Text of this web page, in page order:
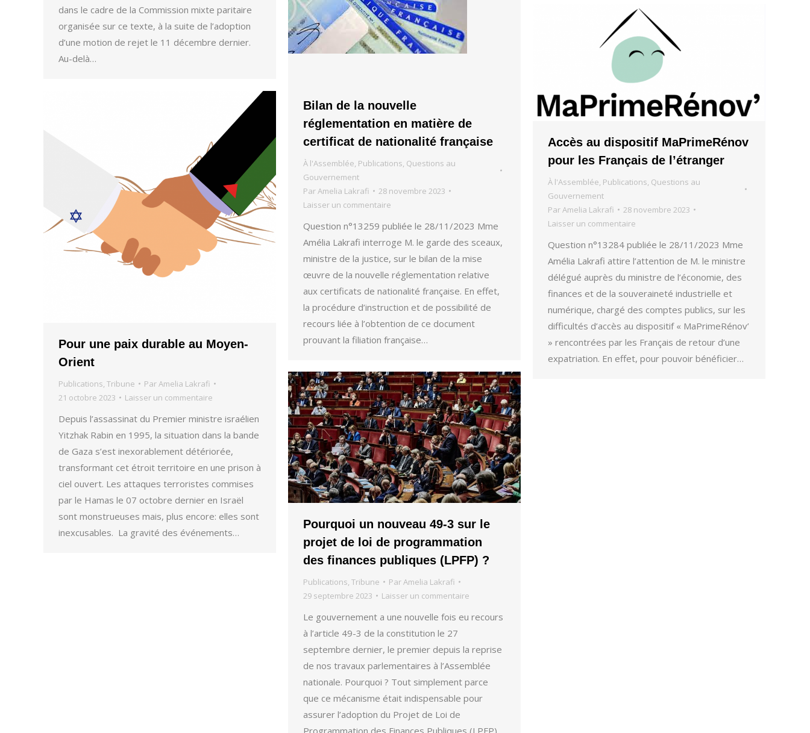
dans le cadre de la Commission mixte paritaire
organisée sur ce texte, à la suite de l’adoption
d’une motion de rejet le 11 décembre dernier.
Au-delà…
Bilan de la nouvelle
réglementation en matière de
certificat de nationalité française
À l'Assemblée, Publications, Questions au
Gouvernement
ParAmelia Lakrafi
28 novembre 2023
Laisser un commentaire
Question n°13259 publiée le 28/11/2023 Mme
Amélia Lakrafi interroge M. le garde des sceaux,
ministre de la justice, sur le bilan de la mise
œuvre de la nouvelle réglementation relative
aux certificats de nationalité française. En effet,
la procédure d’instruction et de possibilité de
recours liée à l’obtention de ce document
prouvant la filiation française…
Accès au dispositif MaPrimeRénov
pour les Français de l’étranger
À l'Assemblée Publications Questions au
Gouvernement
Par Amelia Lakrafi
28 novembre 2023
Laisser un commentaire
Question n°13284 publiée le 28/11/2023 Mme
Amélia Lakrafi attire l’attention de M. le ministre
délégué auprès du ministre de l’économie, des
finances et de la souveraineté industrielle et
numérique, chargé des comptes publics, sur les
difficultés d’accès au dispositif « MaPrimeRénov’
» rencontrées par les Français de retour d’une
expatriation. En effet, pour pouvoir bénéficier…
Pour une paix durable au Moyen-
Orient
Publications, Tribune ParAmelia Lakrafi
21 octobre 2023
Laisser un commentaire
Depuis l’assassinat du Premier ministre israélien
Yitzhak Rabin en 1995, la situation dans la bande
de Gaza s’est inexorablement détériorée,
transformant cet étroit territoire en une prison à
ciel ouvert. Les attaques terroristes commises
par le Hamas le 07 octobre dernier en Israël
sont monstrueuses mais, plus encore: elles sont
inexcusables. La gravité des événements…
Pourquoi un nouveau 49-3 sur le
projet de loi de programmation
des finances publiques (LPFP) ?
Publications, Tribune ParAmelia Lakrafi
29 septembre 2023
Laisser un commentaire
Le gouvernement a une nouvelle fois eu recours
à l’article 49-3 de la constitution le 27
septembre dernier, le premier depuis la reprise
de nos travaux parlementaires à l’Assemblée
nationale. Pourquoi ? Tout simplement parce
que ce mécanisme était indispensable pour
assurer l’adoption du Projet de Loi de
Programmation des Finances Publiques (LPFP)